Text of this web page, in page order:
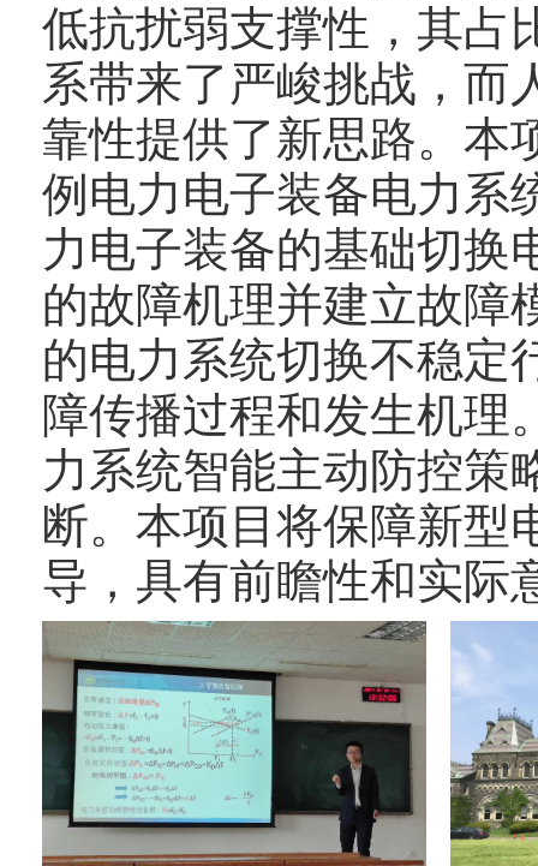
低抗扰弱支撑性，其占
系带来了严峻挑战，而
靠性提供了新思路。本
例电力电子装备电力系
力电子装备的基础切换
的故障机理并建立故障
的电力系统切换不稳定
障传播过程和发生机理
力系统智能主动防控策
断。本项目将保障新型
导，具有前瞻性和实际